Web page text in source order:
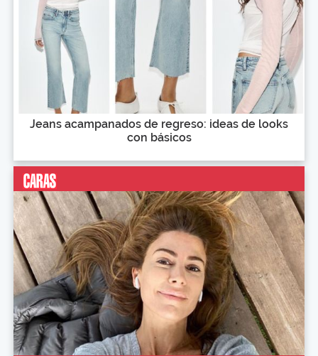
Jeans acampanados de regreso: ideas de looks
con básicos